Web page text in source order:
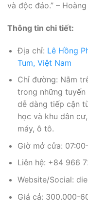
và độc đáo.” –
Thông tin chi tiết:
Địa chỉ: Lê Hồng
Tum, Việt Nam
Chỉ đường: Nằm
trong những
dễ dàng tiếp cận
học và khu dân
máy, ô tô.
Giờ mở cửa:
Liên hệ: +84 966
Website/Social:
Giá cả: 300.000-